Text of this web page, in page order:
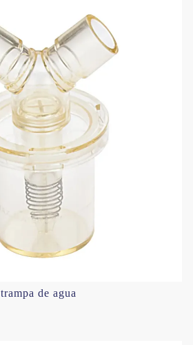
trampa de agua